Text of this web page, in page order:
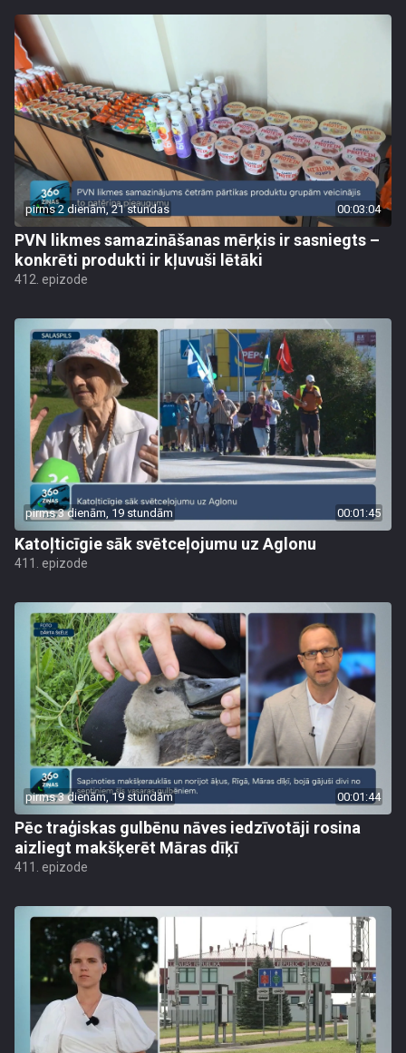
pirms 2 dienām, 21 stundas 00:03:04
PVN likmes samazināšanas mērķis ir sasniegts –
konkrēti produkti ir kļuvuši lētāki
412. epizode
pirms 3 dienām, 19 stundām 00:01:45
Katoļticīgie sāk svētceļojumu uz Aglonu
411. epizode
pirms 3 dienām, 19 stundām 00:01:44
Pēc traģiskas gulbēnu nāves iedzīvotāji rosina
aizliegt makšķerēt Māras dīķī
411. epizode